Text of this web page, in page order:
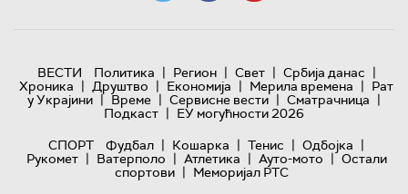
ВЕСТИ Политика | Регион | Свет | Србија данас |
Хроника | Друштво | Економија | Мерила времена | Рат
у Украјини | Време | Сервисне вести | Сматрачница |
Подкаст | ЕУ могућности 2026
СПОРТ
Фудбал | Кошарка | Тенис | Одбојка |
Рукомет | Ватерполо | Атлетика | Ауто-мото | Остали
спортови | Меморијал РТС